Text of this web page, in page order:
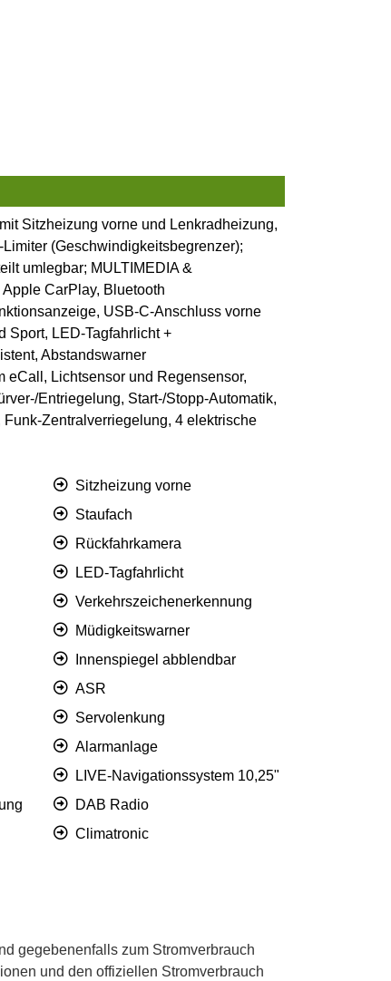
Sitzheizung vorne und Lenkradheizung,
(Geschwindigkeitsbegrenzer);
umlegbar; MULTIMEDIA &
CarPlay, Bluetooth
USB-C-Anschluss vorne
Sport, LED-Tagfahrlicht +
Abstandswarner
eCall, Lichtsensor und Regensensor,
Entriegelung, Start-/Stopp-Automatik,
Zentralverriegelung, 4 elektrische
Sitzheizung vorne
Staufach
Rückfahrkamera
LED-Tagfahrlicht
Verkehrszeichenerkennung
Müdigkeitswarner
Innenspiegel abblendbar
ASR
Servolenkung
Alarmanlage
LIVE-Navigationssystem 10,25"
DAB Radio
Climatronic
gegebenenfalls zum Stromverbrauch
und den offiziellen Stromverbrauch